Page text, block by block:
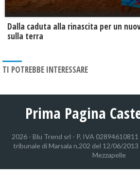
Dalla caduta alla rinascita per un
sulla terra
TI POTREBBE INTERESSARE
Prima Pagina
2026 - Blu Trend srl - P. IVA
tribunale di Marsala n.202 del 12/06/
Mezzapelle